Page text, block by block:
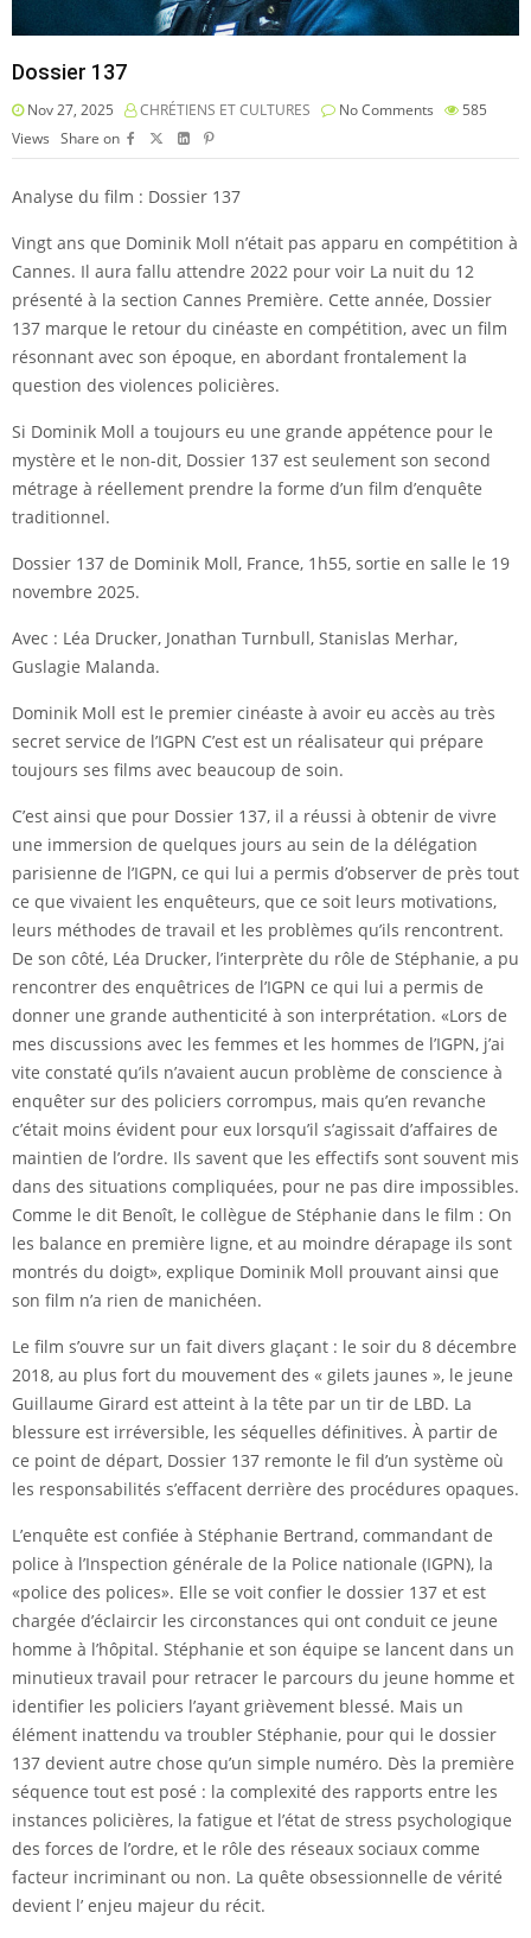
Dossier 137
Nov 27, 2025 CHRÉTIENS ET CULTURES No Comments
585
Views Share on
Analyse du film : Dossier 137
Vingt ans que Dominik Moll n’était pas apparu en compétition à
Cannes. Il aura fallu attendre 2022 pour voir La nuit du 12
présenté à la section Cannes Première. Cette année, Dossier
137 marque le retour du cinéaste en compétition, avec un film
résonnant avec son époque, en abordant frontalement la
question des violences policières.
Si Dominik Moll a toujours eu une grande appétence pour le
mystère et le non-dit, Dossier 137 est seulement son second
métrage à réellement prendre la forme d’un film d’enquête
traditionnel.
Dossier 137 de Dominik Moll, France, 1h55, sortie en salle le 19
novembre 2025.
Avec : Léa Drucker, Jonathan Turnbull, Stanislas Merhar,
Guslagie Malanda.
Dominik Moll est le premier cinéaste à avoir eu accès au très
secret service de l’IGPN C’est est un réalisateur qui prépare
toujours ses films avec beaucoup de soin.
C’est ainsi que pour Dossier 137, il a réussi à obtenir de vivre
une immersion de quelques jours au sein de la délégation
parisienne de l’IGPN, ce qui lui a permis d’observer de près tout
ce que vivaient les enquêteurs, que ce soit leurs motivations,
leurs méthodes de travail et les problèmes qu’ils rencontrent.
De son côté, Léa Drucker, l’interprète du rôle de Stéphanie, a pu
rencontrer des enquêtrices de l’IGPN ce qui lui a permis de
donner une grande authenticité à son interprétation. «Lors de
mes discussions avec les femmes et les hommes de l’IGPN, j’ai
vite constaté qu’ils n’avaient aucun problème de conscience à
enquêter sur des policiers corrompus, mais qu’en revanche
c’était moins évident pour eux lorsqu’il s’agissait d’affaires de
maintien de l’ordre. Ils savent que les effectifs sont souvent mis
dans des situations compliquées, pour ne pas dire impossibles.
Comme le dit Benoît, le collègue de Stéphanie dans le film : On
les balance en première ligne, et au moindre dérapage ils sont
montrés du doigt», explique Dominik Moll prouvant ainsi que
son film n’a rien de manichéen.
Le film s’ouvre sur un fait divers glaçant : le soir du 8 décembre
2018, au plus fort du mouvement des « gilets jaunes », le jeune
Guillaume Girard est atteint à la tête par un tir de LBD. La
blessure est irréversible, les séquelles définitives. À partir de
ce point de départ, Dossier 137 remonte le fil d’un système où
les responsabilités s’effacent derrière des procédures opaques.
L’enquête est confiée à Stéphanie Bertrand, commandant de
police à l’Inspection générale de la Police nationale (IGPN), la
«police des polices». Elle se voit confier le dossier 137 et est
chargée d’éclaircir les circonstances qui ont conduit ce jeune
homme à l’hôpital. Stéphanie et son équipe se lancent dans un
minutieux travail pour retracer le parcours du jeune homme et
identifier les policiers l’ayant grièvement blessé. Mais un
élément inattendu va troubler Stéphanie, pour qui le dossier
137 devient autre chose qu’un simple numéro. Dès la première
séquence tout est posé : la complexité des rapports entre les
instances policières, la fatigue et l’état de stress psychologique
des forces de l’ordre, et le rôle des réseaux sociaux comme
facteur incriminant ou non. La quête obsessionnelle de vérité
devient l’ enjeu majeur du récit.